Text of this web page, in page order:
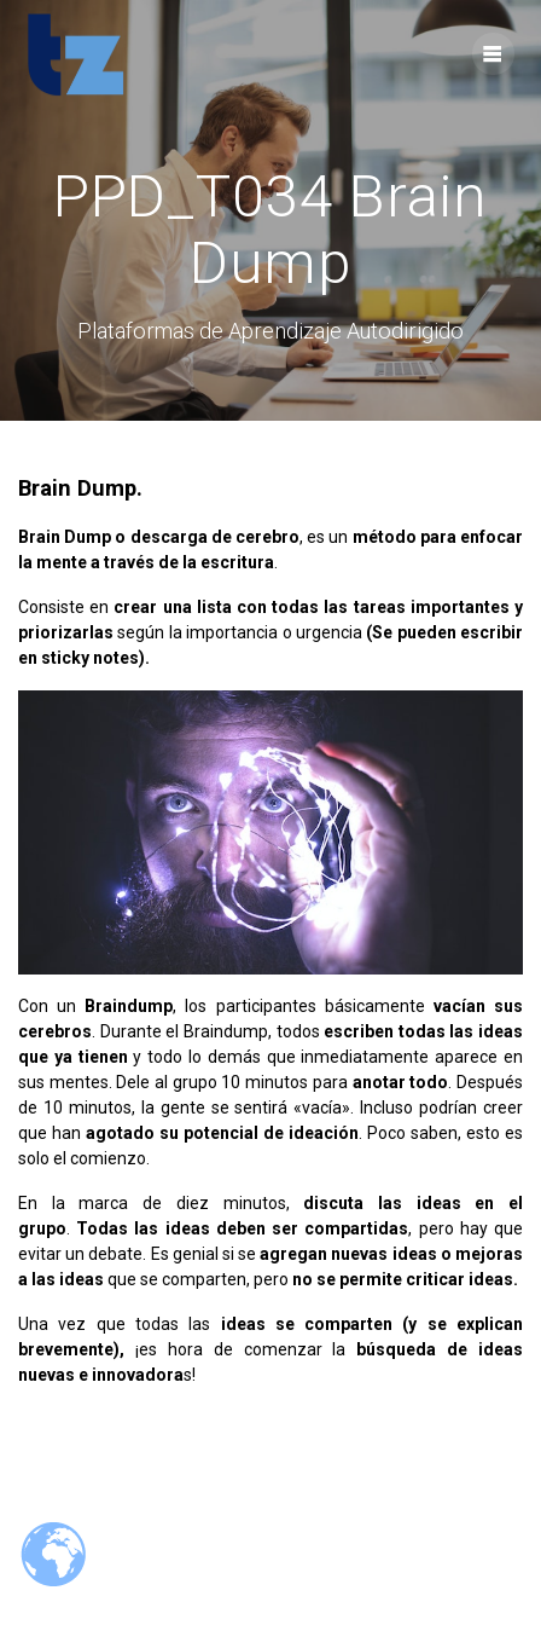
content
PPD_T034 Brain
Dump
Plataformas de Aprendizaje Autodirigido
Brain Dump.
Brain Dump o descarga de cerebro, es un método para enfocar
la mente a través de la escritura
Consiste en crear una lista con todas las tareas importantes y
priorizarlas según la importancia o urgencia (Se pueden escribir
en sticky notes).
Con un Braindump, los participantes básicamente vacían sus
cerebros . Durante el Braindump, todos escriben todas las ideas
que ya tienen y todo lo demás que inmediatamente aparece en
sus mentes. Dele al grupo 10 minutos para anotar todo . Después
de 10 minutos, la gente se sentirá «vacía». Incluso podrían creer
que han agotado su potencial de ideación . Poco saben, esto es
solo el comienzo.
En la marca de diez minutos, discuta las ideas en el
grupo
Todas las ideas deben ser compartidas, pero hay que
evitar un debate. Es genial si seagregan nuevas ideas o mejoras
a las ideas que se comparten, pero no se permite criticar ideas.
Una vez que todas las ideas se comparten (y se explican
brevemente), ¡es hora de comenzar la
búsqueda de ideas
nuevas e innovadoras!